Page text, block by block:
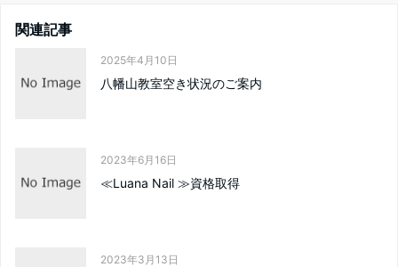
関連記事
2025年4月10日
八幡山教室空き状況のご案内
2023年6月16日
≪Luana Nail ≫資格取得
2023年3月13日